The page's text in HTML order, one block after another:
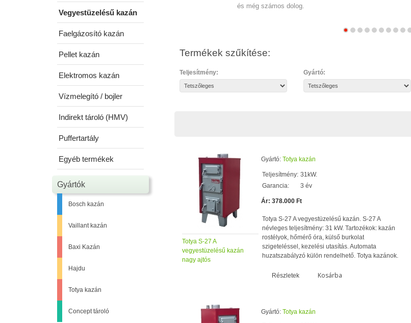
és még számos dolog.
Termékek szűkítése:
Teljesítmény: Gyártó:
Totya S-27 A
vegyestüzelésű kazán
nagy ajtós
Gyártó: Totya kazán
Teljesítmény: 31kW.
Garancia:
3 év
Ár: 378.000 Ft
Totya S-27 A vegyestüzelésű kazán. S-27 A
névleges teljesítmény: 31 kW. Tartozékok: kazán
rostélyok, hőmérő óra, külső burkolat
szigeteléssel, kezelési utasítás. Automata
huzatszabályzó külön rendelhető. Totya kazánok.
Részletek Kosárba
Gyártó: Totya kazán
Vegyestüzelésű kazán
Faelgázosító kazán
Pellet kazán
Elektromos kazán
Vízmelegító / bojler
Indirekt tároló (HMV)
Puffertartály
Egyéb termékek
Gyártók
Bosch kazán
Vaillant kazán
Baxi Kazán
Hajdu
Totya kazán
Concept tároló